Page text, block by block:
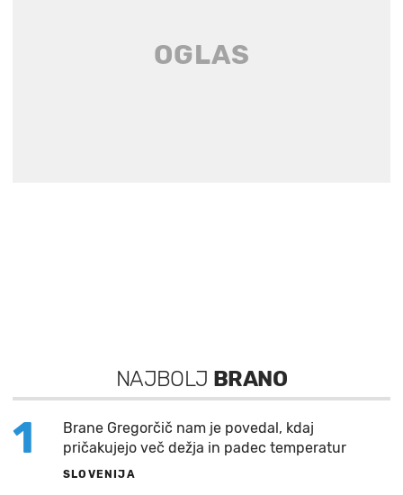
NAJBOLJ BRANO
1
Brane Gregorčič nam je povedal, kdaj
pričakujejo več dežja in padec temperatur
SLOVENIJA